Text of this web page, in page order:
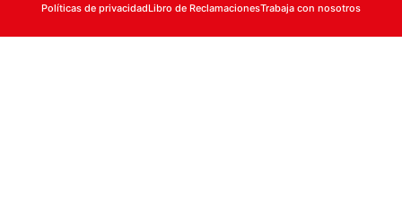
Políticas de privacidadLibro de ReclamacionesTrabaja con nosotros